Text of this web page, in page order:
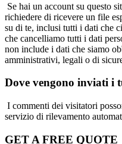
Se hai un account su questo
richiedere di ricevere un file
su di te, inclusi tutti i dati che
che cancelliamo tutti i dati
non include i dati che siamo
amministrativi, legali o di
Dove vengono inviati i
I commenti dei visitatori
servizio di rilevamento
GET A FREE QUOTE